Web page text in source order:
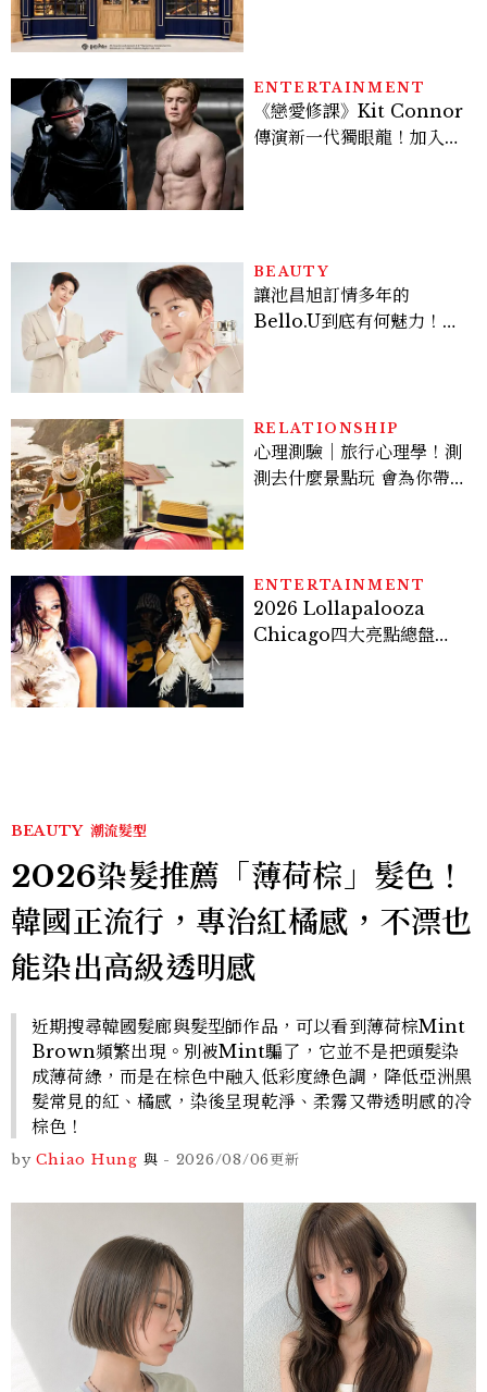
ENTERTAINMENT
《戀愛修課》Kit Connor
傳演新一代獨眼龍！加入新
BEAUTY
讓池昌旭訂情多年的
Bello.U到底有何魅力！揭
倦感，超神！
RELATIONSHIP
心理測驗｜旅行心理學！測
測去什麼景點玩 會為你帶來
ENTERTAINMENT
2026 Lollapalooza
Chicago四大亮點總盤
BEAUTY 潮流髮型
2026染髮推薦「薄荷棕」髮色！
韓國正流行，專治紅橘感，不漂也
能染出高級透明感
近期搜尋韓國髮廊與髮型師作品，可以看到薄荷棕Mint
Brown頻繁出現。別被Mint騙了，它並不是把頭髮染
成薄荷綠，而是在棕色中融入低彩度綠色調，降低亞洲黑
髮常見的紅、橘感，染後呈現乾淨、柔霧又帶透明感的冷
棕色！
by Chiao Hung 與 - 2026/08/06更新